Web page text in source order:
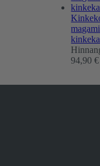
94,90€